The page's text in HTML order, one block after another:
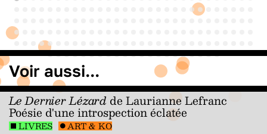
Voir aussi...
Le Dernier Lézard de Laurianne Lefranc
Poésie d'une introspection éclatée
LIVRES ART & KO